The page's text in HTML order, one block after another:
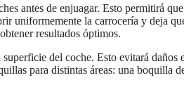
antes de enjuagar. Esto permitirá
uniformemente la carrocería y deja
resultados óptimos.
del coche. Esto evitará daños
para distintas áreas: una boquilla